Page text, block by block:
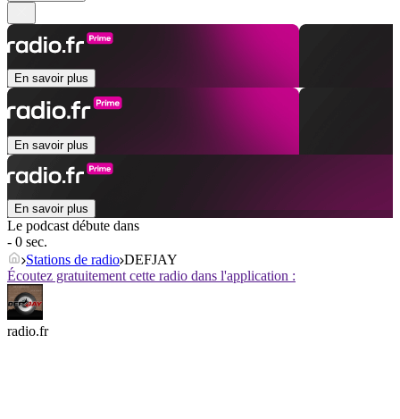
En savoir plus
En savoir plus
En savoir plus
Le podcast débute dans
- 0 sec.
Stations de radio DEFJAY
Écoutez gratuitement cette radio dans l'application :
radio.fr